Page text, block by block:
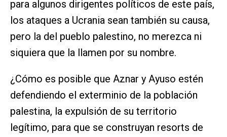
para algunos dirigentes políticos de este país,
los ataques a Ucrania sean también su causa,
pero la del pueblo palestino, no merezca ni
siquiera que la llamen por su nombre.
¿Cómo es posible que Aznar y Ayuso estén
defendiendo el exterminio de la población
palestina, la expulsión de su territorio
legítimo, para que se construyan resorts de